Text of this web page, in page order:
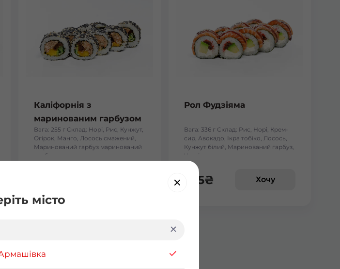
місто
Каліфорнія з
маринованим гарбузом
Вага: 255 г Склад: Норі, Рис, Кунжут,
Огірок, Манго, Лосось смажений,
Маринований гарбуз маринований
гарбуз
Рол Фудзіяма
Вага: 336 г Склад: Рис, Норі, Крем-
сир, Авокадо, Ікра тобіко, Лосось,
Кунжут білий, Маринований гарбуз,
Унагі
255₴ Хочу